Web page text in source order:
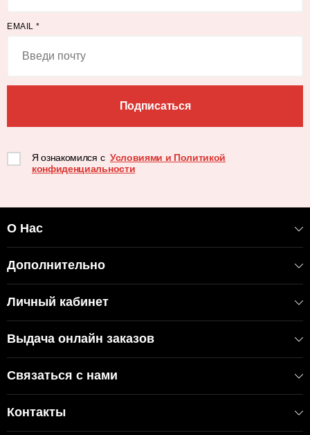
EMAIL *
Подписаться
Я ознакомился с Условиями и Политикой
конфиденциальности
О Нас
Дополнительно
Личный кабинет
Выдача онлайн заказов
Связаться с нами
Контакты